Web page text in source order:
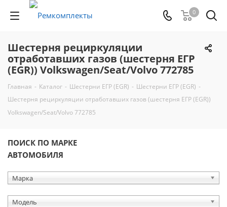
0
Шестерня рециркуляции
отработавших газов (шестерня ЕГР
(EGR)) Volkswagen/Seat/Volvo 772785
Главная - Каталог - Шестерни ЕГР (EGR) - Шестерни ЕГР (EGR) -
Шестерня рециркуляции отработавших газов (шестерня ЕГР (EGR))
Volkswagen/Seat/Volvo 772785
ПОИСК ПО МАРКЕ
АВТОМОБИЛЯ
Марка
Модель